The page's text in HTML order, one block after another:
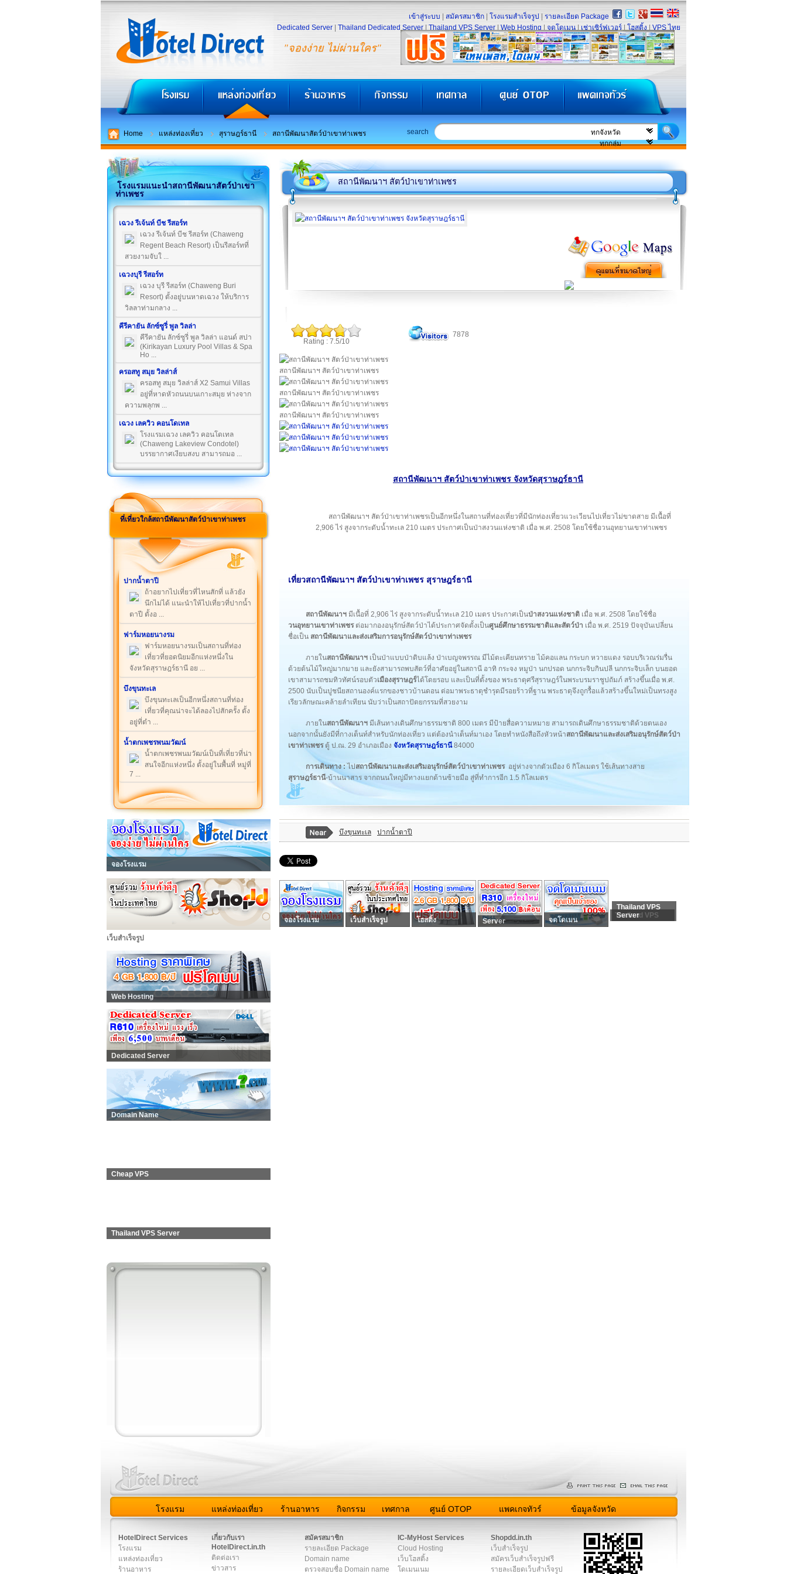
"จองง่าย ไม่ผ่านใคร"
เข้าสู่ระบบ สมัครสมาชิก โรงแรมสำเร็จรูป
รายละเอียด Package
Dedicated Server
Thailand Dedicated Server Thailand VPS Server Web Hosting จดโดเมน เช่าเซิร์ฟเวอร์ โฮสติ้ง VPS ไทย
Home แหล่งท่องเที่ยว สุราษฎร์ธานี สถานีพัฒนาสัตว์ป่าเขาท่าเพชร search
โรงแรมแนะนำสถานีพัฒนาสัตว์ป่าเขา
ท่าเพชร
เฉวง รีเจ้นท์ บีช รีสอร์ท
เฉวง รีเจ้นท์ บีช รีสอร์ท (Chaweng
Regent Beach Resort) เป็นรีสอร์ทที่
สวยงามจับใ ...
เฉวงบุรี รีสอร์ท
เฉวง บุรี รีสอร์ท (Chaweng Buri
Resort) ตั้งอยู่บนหาดเฉวง ให้บริการ
วิลลาท่ามกลาง ...
คีรีคายัน ลักซ์ซูรี่ พูล วิลล่า
คีรีคายัน ลักซ์ซูรี่ พูล วิลล่า แอนด์ สปา
(Kirikayan Luxury Pool Villas & Spa
Ho ...
ครอสทู สมุย วิลล่าส์
ครอสทู สมุย วิลล่าส์ X2 Samui Villas
อยู่ที่หาดหัวถนนบนเกาะสมุย ห่างจาก
ความพลุกพ ...
เฉวง เลควิว คอนโดเทล
โรงแรมเฉวง เลควิว คอนโดเทล
(Chaweng Lakeview Condotel)
บรรยากาศเงียบสงบ สามารถมอ ...
ที่เที่ยวใกล้สถานีพัฒนาสัตว์ป่าเขาท่าเพชร
ปากน้ำตาปี
ถ้าอยากไปเที่ยวที่ไหนสักที่ แล้วยัง
นึกไม่ได้ แนะนำให้ไปเที่ยวที่ปากน้ำ
ตาปี ตั้งอ ...
ฟาร์มหอยนางรม
ฟาร์มหอยนางรมเป็นสถานที่ท่อง
เที่ยวที่ยอดนิยมอีกแห่งหนึ่งใน
จังหวัดสุราษฎร์ธานี อย ...
บึงขุนทะเล
บึงขุนทะเลเป็นอีกหนึ่งสถานที่ท่อง
เที่ยวที่คุณน่าจะได้ลองไปสักครั้ง ตั้ง
อยู่ที่ตำ ...
น้ำตกเพชรพนมวัฒน์
น้ำตกเพชรพนมวัฒน์เป็นที่เที่ยวที่น่า
สนใจอีกแห่งหนึ่ง ตั้งอยู่ในพื้นที่ หมู่ที่
7 ...
จองโรงแรม
เว็บสำเร็จรูป
Web Hosting
Dedicated Server
Domain Name
Cheap VPS
Thailand VPS Server
สถานีพัฒนาฯ สัตว์ป่าเขาท่าเพชร
Rating : 7.5/10
7878
สถานีพัฒนาฯ สัตว์ป่าเขาท่าเพชร
สถานีพัฒนาฯ สัตว์ป่าเขาท่าเพชร
สถานีพัฒนาฯ สัตว์ป่าเขาท่าเพชร
สถานีพัฒนาฯ สัตว์ป่าเขาท่าเพชร จังหวัดสุราษฎร์ธานี
สถานีพัฒนาฯ สัตว์ป่าเขาท่าเพชรเป็นอีกหนึ่งในสถานที่ท่องเที่ยวที่มีนักท่องเที่ยวแวะเวียนไปเที่ยวไม่ขาดสาย มีเนื้อที่
2,906 ไร่ สูงจากระดับน้ำทะเล 210 เมตร ประกาศเป็นป่าสงวนแห่งชาติ เมื่อ พ.ศ. 2508 โดยใช้ชื่อวนอุทยานเขาท่าเพชร
เที่ยวสถานีพัฒนาฯ สัตว์ป่าเขาท่าเพชร สุราษฎร์ธานี
สถานีพัฒนาฯ มีเนื้อที่ 2,906 ไร่ สูงจากระดับน้ำทะเล 210 เมตร ประกาศเป็นป่าสงวนแห่งชาติ เมื่อ พ.ศ. 2508 โดยใช้ชื่อ
วนอุทยานเขาท่าเพชรต่อมากองอนุรักษ์สัตว์ป่าได้ประกาศจัดตั้งเป็นศูนย์ศึกษาธรรมชาติและสัตว์ป่า เมื่อ พ.ศ. 2519 ปัจจุบันเปลี่ยน
ชื่อเป็น สถานีพัฒนาและส่งเสริมการอนุรักษ์สัตว์ป่าเขาท่าเพชร
ภายในสถานีพัฒนาฯ เป็นป่าแบบป่าดิบแล้ง ป่าเบญจพรรณ มีไม้ตะเคียนทราย ไม้คอแลน กระบก หวายแดง รอบบริเวณร่มรื่น
ด้วยต้นไม้ใหญ่มากมาย และยังสามารถพบสัตว์ที่อาศัยอยู่ในสถานี อาทิ กระจง หมูป่า นกปรอด นกกระจิบกินปลี นกกระจิบเล็ก บนยอด
เขาสามารถชมทิวทัศน์รอบตัวเมืองสุราษฎร์ได้โดยรอบ และเป็นที่ตั้งของ พระธาตุศรีสุราษฎร์ในพระบรมราชูปถัมภ์ สร้างขึ้นเมื่อ พ.ศ.
2500 นับเป็นปูชนียสถานองค์แรกของชาวบ้านดอน ต่อมาพระธาตุชำรุดมีรอยร้าวที่ฐาน พระธาตุจึงถูกรื้อแล้วสร้างขึ้นใหม่เป็นทรงสูง
เรียวลักษณะคล้ายลำเทียน นับว่าเป็นสถาปัตยกรรมที่สวยงาม
ภายในสถานีพัฒนาฯ มีเส้นทางเดินศึกษาธรรมชาติ 800 เมตร มีป้ายสื่อความหมาย สามารถเดินศึกษาธรรมชาติด้วยตนเอง
นอกจากนั้นยังมีที่กางเต็นท์สำหรับนักท่องเที่ยว แต่ต้องนำเต็นท์มาเอง โดยทำหนังสือถึงหัวหน้าสถานีพัฒนาและส่งเสริมอนุรักษ์สัตว์ป่า
เขาท่าเพชรตู้ ป.ณ. 29 อำเภอเมือง จังหวัดสุราษฎร์ธานี 84000
การเดินทาง :ไปสถานีพัฒนาและส่งเสริมอนุรักษ์สัตว์ป่าเขาท่าเพชรอยู่ห่างจากตัวเมือง 6 กิโลเมตร ใช้เส้นทางสาย
สุราษฎร์ธานี-บ้านนาสาร จากถนนใหญ่มีทางแยกด้านซ้ายมือ สู่ที่ทำการอีก 1.5 กิโลเมตร
บึงขุนทะเล ปากน้ำตาปี
จองโรงแรม เว็บสำเร็จรูป โฮสติ้ง Server จดโดเมน
Thailand VPS
Thailand VPS
Server
โรงแรม แหล่งท่องเที่ยว ร้านอาหาร กิจกรรม เทศกาล ศูนย์ OTOP แพคเกจทัวร์ ข้อมูลจังหวัด
HotelDirect Services
โรงแรม
แหล่งท่องเที่ยว
ร้านอาหาร
เกี่ยวกับเรา
HotelDirect.in.th
ติดต่อเรา
ข่าวสาร
สมัครสมาชิก
รายละเอียด Package
Domain name
ตรวจสอบชื่อ Domain name
IC-MyHost Services
Cloud Hosting
เว็บโฮสติ้ง
โดเมนเนม
Shopdd.in.th
เว็บสำเร็จรูป
สมัครเว็บสำเร็จรูปฟรี
รายละเอียดเว็บสำเร็จรูป